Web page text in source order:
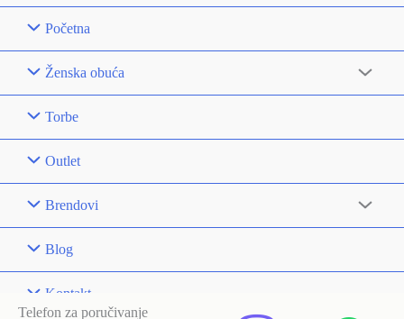
Početna
Ženska obuća
Torbe
Outlet
Brendovi
Blog
Kontakt
Telefon za poručivanje